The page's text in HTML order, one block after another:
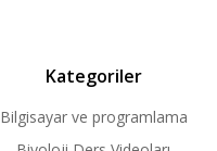
Kategoriler
Bilgisayar ve programlama